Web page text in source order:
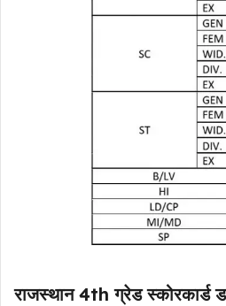
राजस्थान 4th ग्रेड स्कोरकार्ड